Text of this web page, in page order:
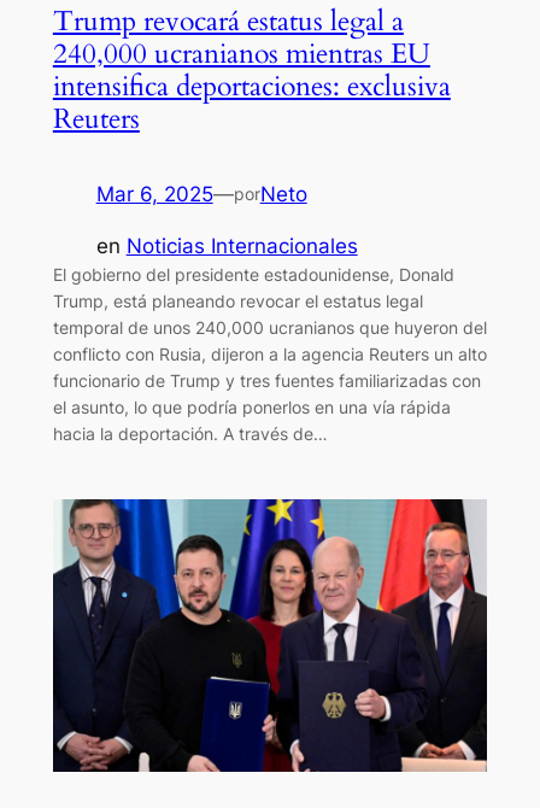
Trump revocará estatus legal a
240,000 ucranianos mientras EU
intensifica deportaciones: exclusiva
Reuters
Mar 6, 2025—porNeto
en Noticias Internacionales
El gobierno del presidente estadounidense, Donald
Trump, está planeando revocar el estatus legal
temporal de unos 240,000 ucranianos que huyeron del
conflicto con Rusia, dijeron a la agencia Reuters un alto
funcionario de Trump y tres fuentes familiarizadas con
el asunto, lo que podría ponerlos en una vía rápida
hacia la deportación. A través de…